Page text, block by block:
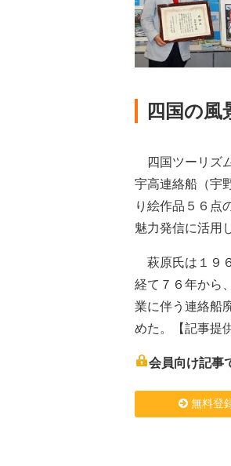
四国の
四国ツーリズ
宇高連絡船（宇
り絵作品５６点
魅力発信に活用
萩原氏は１９
経て７６年から
業に伴う連絡船
めた。【記事提
会員向け記事
無料登